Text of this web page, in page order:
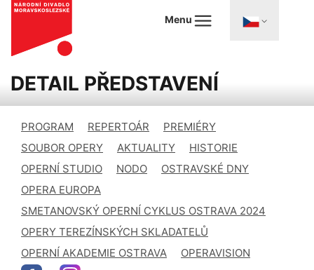
Menu
DETAIL PŘEDSTAVENÍ
PROGRAM REPERTOÁR
PREMIÉRY
SOUBOR OPERY
AKTUALITY
HISTORIE
OPERNÍ STUDIO
NODO
OSTRAVSKÉ DNY
OPERA EUROPA
SMETANOVSKÝ OPERNÍ CYKLUS OSTRAVA 2024
OPERY TEREZÍNSKÝCH SKLADATELŮ
OPERNÍ AKADEMIE OSTRAVA
OPERAVISION